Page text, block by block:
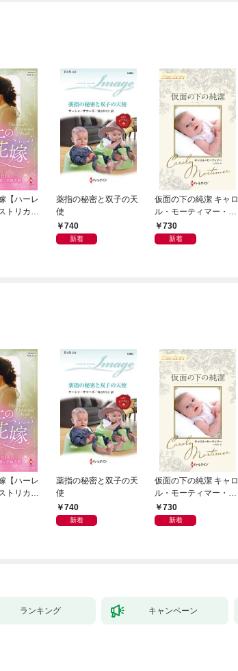
【ハーレ
トリカ
ル版】
薬指の秘密と双子の天
使
740
新着
仮面の下の純潔 キャロ
ル・モーティマー・コ
レクション【ハーレク
イン・マスターピース
730
新着
【ハーレ
トリカ
ル版】
薬指の秘密と双子の天
使
740
新着
仮面の下の純潔 キャロ
ル・モーティマー・コ
レクション【ハーレク
イン・マスターピース
730
新着
ランキング キャンペーン